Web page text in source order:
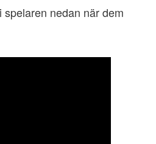
nedan när dem